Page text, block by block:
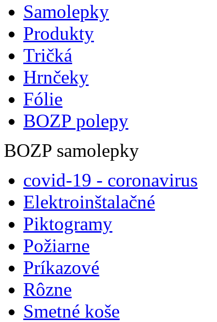
Samolepky
Produkty
Tričká
Hrnčeky
Fólie
BOZP polepy
BOZP samolepky
covid-19 - coronavirus
Elektroinštalačné
Piktogramy
Požiarne
Príkazové
Rôzne
Smetné koše